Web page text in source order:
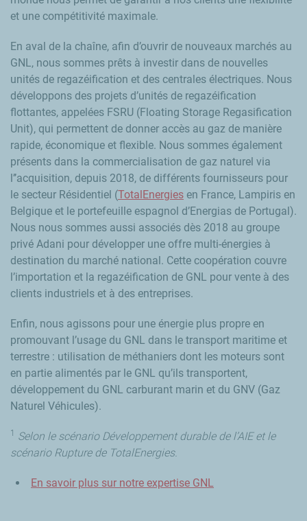
et une compétitivité maximale.
En aval de la chaîne, afin d’ouvrir de nouveaux marchés au
GNL, nous sommes prêts à investir dans de nouvelles
unités de regazéification et des centrales électriques. Nous
développons des projets d’unités de regazéification
flottantes, appelées FSRU (Floating Storage Regasification
Unit), qui permettent de donner accès au gaz de manière
rapide, économique et flexible. Nous sommes également
présents dans la commercialisation de gaz naturel via
l’’acquisition, depuis 2018, de différents fournisseurs pour
le secteur Résidentiel (TotalEnergies en France, Lampiris en
Belgique et le portefeuille espagnol d’Energias de Portugal).
Nous nous sommes aussi associés dès 2018 au groupe
privé Adani pour développer une offre multi-énergies à
destination du marché national. Cette coopération couvre
l’importation et la regazéification de GNL pour vente à des
clients industriels et à des entreprises.
Enfin, nous agissons pour une énergie plus propre en
promouvant l’usage du GNL dans le transport maritime et
terrestre : utilisation de méthaniers dont les moteurs sont
en partie alimentés par le GNL qu’ils transportent,
développement du GNL carburant marin et du GNV (Gaz
Naturel Véhicules).
1
Selon le scénario Développement durable de l’AIE et le
scénario Rupture de TotalEnergies.
En savoir plus sur notre expertise GNL